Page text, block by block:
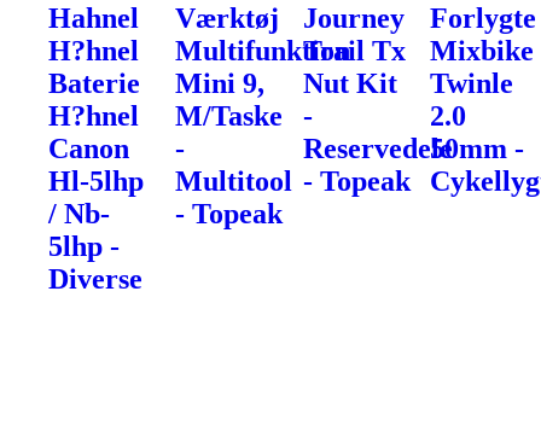
Hahnel
H?hnel
Baterie
H?hnel
Canon
Hl-5lhp
/ Nb-
5lhp -
Diverse
Værktøj
Multifunktion
Mini 9,
M/Taske
-
Multitool
- Topeak
Journey
Trail Tx
Nut Kit
-
Reservedele
- Topeak
Forlygte
Mixbike
Twinle
2.0
50mm -